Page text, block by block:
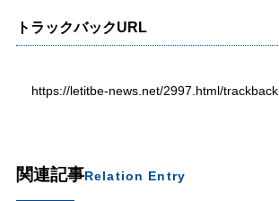
トラックバックURL
https://letitbe-news.net/2997.html/trackback
関連記事Relation Entry